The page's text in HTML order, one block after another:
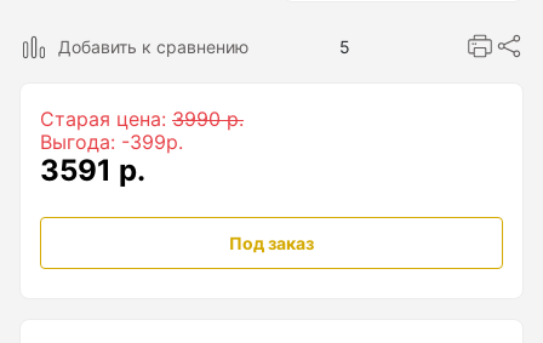
Добавить к сравнению 5
3591 р.
Старая цена: 3990 р.
Выгода: -399р.
Под заказ
Дальномеры рулетки лазерные
Лазерный датчик расстояния
Дорожные колеса (курвиметры)
Аксессуары к дорожным колесам